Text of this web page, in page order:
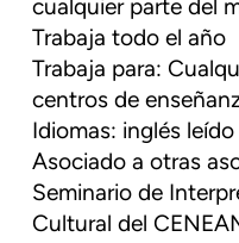
cualquier parte del
Trabaja todo el año
Trabaja para:
centros de
Idiomas: inglés leído
Asociado a otras
Seminario de
Cultural del